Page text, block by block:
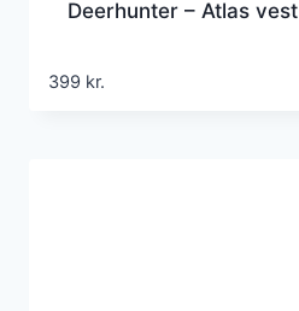
Deerhunter – Atlas vest
399 kr.